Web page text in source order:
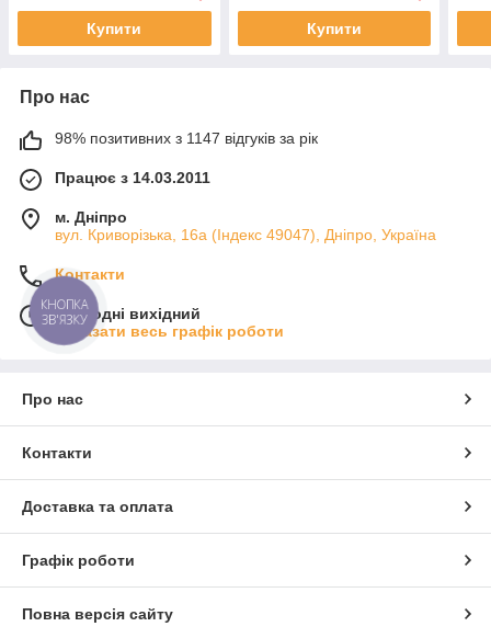
Купити Купити
Про нас
98% позитивних з 1147 відгуків за рік
Працює з 14.03.2011
м. Дніпро
вул. Криворізька, 16а (Індекс 49047), Дніпро, Україна
Контакти
Сьогодні вихідний
Показати весь графік роботи
Про нас
Контакти
Доставка та оплата
Графік роботи
Повна версія сайту
КНОПКА
ЗВ'ЯЗКУ